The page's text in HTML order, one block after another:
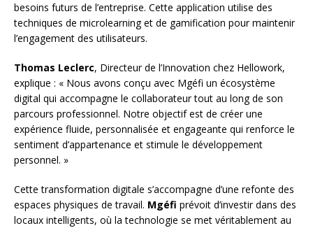
besoins futurs de l’entreprise. Cette application utilise des
techniques de microlearning et de gamification pour maintenir
l’engagement des utilisateurs.
Thomas Leclerc, Directeur de l’Innovation chez Hellowork,
explique : « Nous avons conçu avec Mgéfi un écosystème
digital qui accompagne le collaborateur tout au long de son
parcours professionnel. Notre objectif est de créer une
expérience fluide, personnalisée et engageante qui renforce le
sentiment d’appartenance et stimule le développement
personnel. »
Cette transformation digitale s’accompagne d’une refonte des
espaces physiques de travail. Mgéfi prévoit d’investir dans des
locaux intelligents, où la technologie se met véritablement au